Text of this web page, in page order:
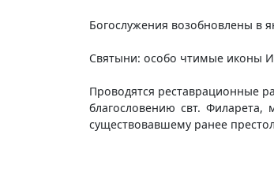
Богослужения возобновлены в
Святыни: особо чтимые иконы
Проводятся реставрационные
благословению свт.
существовавшему ранее